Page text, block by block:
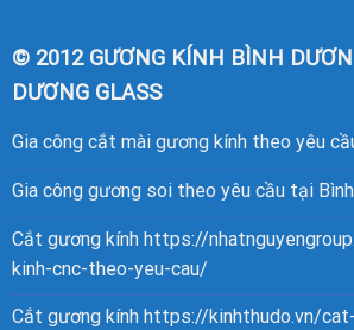
© 2012 GƯƠNG KÍNH BÌNH
DƯƠNG GLASS
Gia công cắt mài gương kính theo yêu
Gia công gương soi theo yêu cầu tại
Cắt gương kính https://
kinh-cnc-theo-yeu-cau/
Cắt gương kính https://kinhthudo.vn/